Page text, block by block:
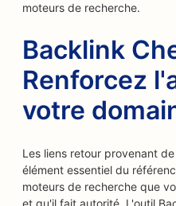
moteurs de recherche.
Backlink
Renforcez
votre
Les liens retour provenant
élément essentiel du
moteurs de recherche que
et qu'il fait autorité. L'outil